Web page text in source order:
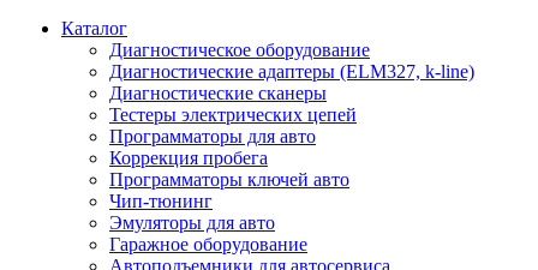
Каталог
Диагностическое оборудование
Диагностические адаптеры (ELM327, k-line)
Диагностические сканеры
Тестеры электрических цепей
Программаторы для авто
Коррекция пробега
Программаторы ключей авто
Чип-тюнинг
Эмуляторы для авто
Гаражное оборудование
Автоподъемники для автосервиса